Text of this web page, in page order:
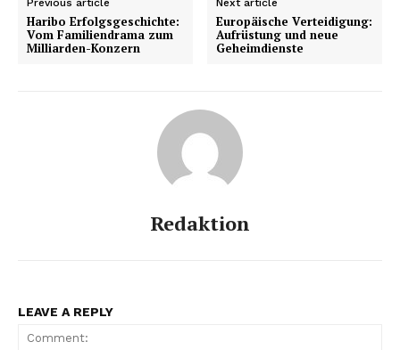
Haribo Erfolgsgeschichte:
Vom Familiendrama zum
Milliarden-Konzern
Europäische Verteidigung:
Aufrüstung und neue
Geheimdienste
Redaktion
LEAVE A REPLY